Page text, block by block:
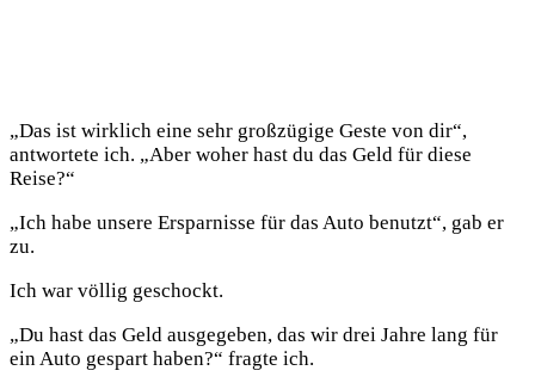
„Das ist wirklich eine sehr großzügige Geste von dir“,
antwortete ich. „Aber woher hast du das Geld für diese
Reise?“
„Ich habe unsere Ersparnisse für das Auto benutzt“, gab er
zu.
Ich war völlig geschockt.
„Du hast das Geld ausgegeben, das wir drei Jahre lang für
ein Auto gespart haben?“ fragte ich.